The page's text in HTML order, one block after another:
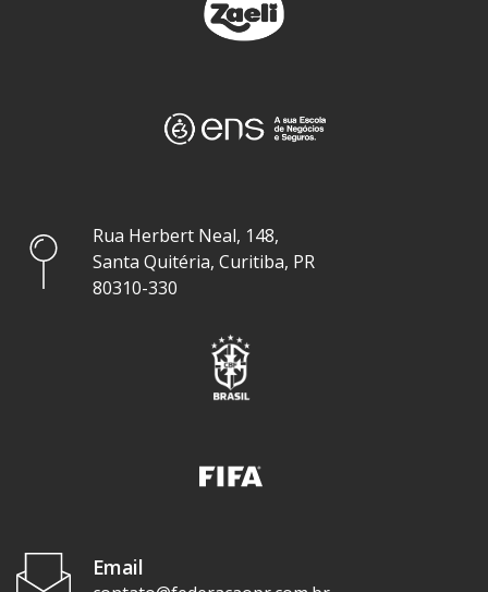
Rua Herbert Neal, 148,
Santa Quitéria, Curitiba, PR
80310-330
Email